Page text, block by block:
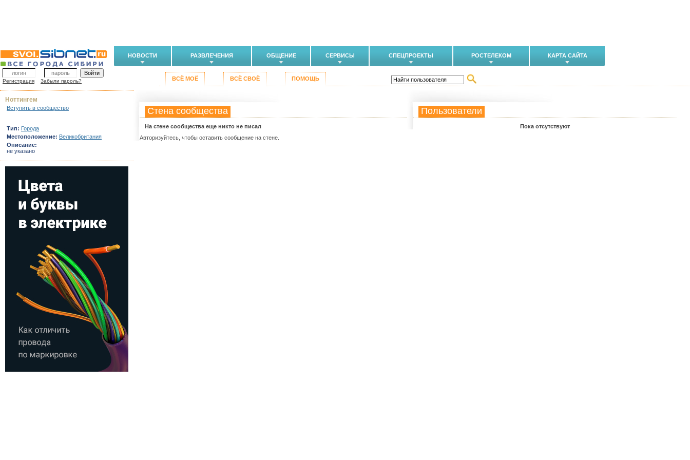
НОВОСТИ РАЗВЛЕЧЕНИЯ ОБЩЕНИЕ СЕРВИСЫ СПЕЦПРОЕКТЫ РОСТЕЛЕКОМ КАРТА САЙТА
Регистрация Забыли пароль? ВСЁ МОЁ ВСЁ СВОЁ ПОМОЩЬ
Стена сообщества
На стене сообщества еще никто не писал
Авторизуйтесь, чтобы оставить сообщение на стене.
Пользователи
Пока отсутствуют
Ноттингем
Вступить в сообщество
Тип: Города
Местоположение: Великобритания
Описание:
не указано